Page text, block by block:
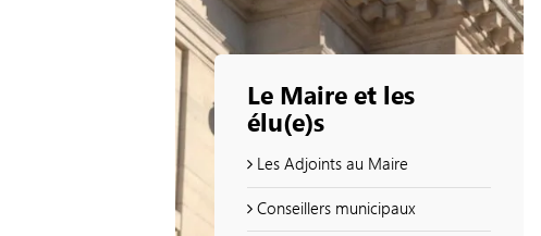
Le Maire et les
élu(e)s
Les Adjoints au Maire
Conseillers municipaux